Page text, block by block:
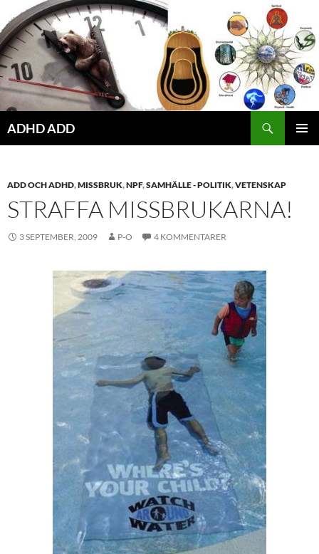
Hoppa
till
innehåll
ADHD ADD
ADD OCH ADHD,MISSBRUK,NPF,SAMHÄLLE - POLITIK,VETENSKAP
STRAFFA MISSBRUKARNA!
3 SEPTEMBER, 2009 P-O 4 KOMMENTARER